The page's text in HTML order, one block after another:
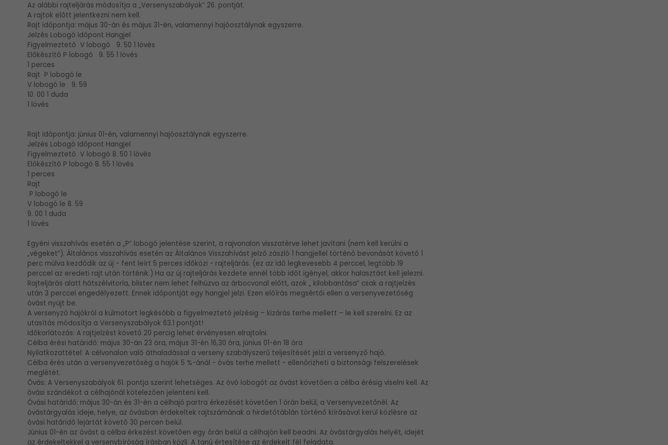
Az alábbi rajteljárás módosítja a „Versenyszabályok” 26. pontját.
A rajtok előtt jelentkezni nem kell.
Rajt időpontja: május 30-án és május 31-én, valamennyi hajóosztálynak egyszerre.
Jelzés Lobogó Időpont Hangjel
Figyelmeztető V lobogó 9. 50 1 lövés
Előkészítő P lobogó 9. 55 1 lövés
1 perces
Rajt P lobogó le
V lobogó le 9. 59
10. 00 1 duda
1 lövés
Rajt időpontja: június 01-én, valamennyi hajóosztálynak egyszerre.
Jelzés Lobogó Időpont Hangjel
Figyelmeztető V lobogó 8. 50 1 lövés
Előkészítő P lobogó 8. 55 1 lövés
1 perces
Rajt
P lobogó le
V lobogó le 8. 59
9. 00 1 duda
1 lövés
Egyéni visszahívás esetén a „P” lobogó jelentése szerint, a rajvonalon visszatérve lehet javítani (nem kell kerülni a
„végeket”). Általános visszahívás esetén az Általános Visszahívást jelző zászló 1 hangjellel történő bevonását követő 1
perc múlva kezdődik az új - fent leírt 5 perces időközi - rajteljárás. (ez az idő legkevesebb 4 perccel, legtöbb 19
perccel az eredeti rajt után történik.) Ha az új rajteljárás kezdete ennél több időt igényel, akkor halasztást kell jelezni.
Rajteljárás alatt hátszélvitorla, blister nem lehet felhúzva az árbocvonal előtt, azok „ kilobbantása” csak a rajtjelzés
után 3 perccel engedélyezett. Ennek időpontját egy hangjel jelzi. Ezen előírás megsértői ellen a versenyvezetőség
óvást nyújt be.
A versenyző hajókról a külmotort legkésőbb a figyelmeztető jelzésig – kizárás terhe mellett – le kell szerelni. Ez az
utasítás módosítja a Versenyszabályok 63.1 pontját!
Időkorlátozás: A rajtjelzést követő 20 percig lehet érvényesen elrajtolni.
Célba érési határidő: május 30-án 23 óra, május 31-én 16,30 óra, június 01-én 18 óra
Nyilatkozattétel: A célvonalon való áthaladással a verseny szabályszerű teljesítését jelzi a versenyző hajó.
Célba érés után a versenyvezetőség a hajók 5 %-ánál - óvás terhe mellett - ellenőrizheti a biztonsági felszerelések
meglétét.
Óvás: A Versenyszabályok 61. pontja szerint lehetséges. Az óvó lobogót az óvást követően a célba érésig viselni kell. Az
óvási szándékot a célhajónál kötelezően jelenteni kell.
Óvási határidő: május 30-án és 31-én a célhajó partra érkezését követően 1 órán belül, a Versenyvezetőnél. Az
óvástárgyalás ideje, helye, az óvásban érdekeltek rajtszámának a hirdetőtáblán történő kiírásával kerül közlésre az
óvási határidő lejártát követő 30 percen belül.
Június 01-én az óvást a célba érkezést követően egy órán belül a célhajón kell beadni. Az óvástárgyalás helyét, idejét
az érdekeltekkel a versenybíróság írásban közli. A tanú értesítése az érdekelt fél feladata.